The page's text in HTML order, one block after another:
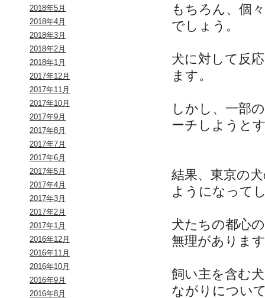
2018年5月
2018年4月
2018年3月
2018年2月
2018年1月
2017年12月
2017年11月
2017年10月
2017年9月
2017年8月
2017年7月
2017年6月
2017年5月
2017年4月
2017年3月
2017年2月
2017年1月
2016年12月
2016年11月
2016年10月
2016年9月
2016年8月
もちろん、個
でしょう。
犬に対して反
ます。
しかし、一部
ーチしようと
結果、東京の
ようになって
犬たちの都心
無理がありま
飼い主を含む
ながりについ